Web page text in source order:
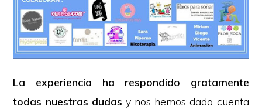
La experiencia ha respondido gratamente
todas nuestras dudas y nos hemos dado cuenta